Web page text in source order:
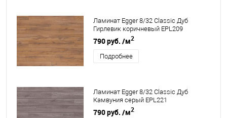
Ламинат Egger 8/32 Classic Дуб
Гирлевик коричневый EPL209
790 руб. /м2
Подробнее
Ламинат Egger 8/32 Classic Дуб
Камвуния серый EPL221
790 руб. /м2